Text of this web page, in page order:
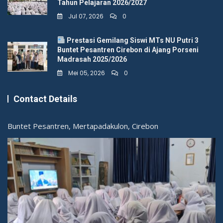
BERITA KEGIATAN
Luncurkan Antologi Puisi “Sabda
Mendung”
Sri Mandah Syakiroh, seorang guru bahasa Indonesia di
Tahun Pelajaran 2026/2027
Jul 07, 2026 0
Prestasi Gemilang Siswi MTs NU Putri 3
Buntet Pesantren Cirebon di Ajang Porseni
Madrasah 2025/2026
Mei 05, 2026 0
Contact Details
Buntet Pesantren, Mertapadakulon, Cirebon
085721027006
office@mtsnuputri.sch.id
Kategori